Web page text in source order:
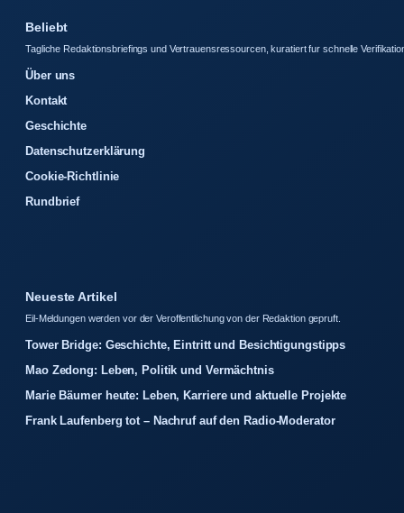
Beliebt
Tagliche Redaktionsbriefings und Vertrauensressourcen, kuratiert fur schnelle
Über uns
Kontakt
Geschichte
Datenschutzerklärung
Cookie-Richtlinie
Rundbrief
Neueste Artikel
Eil-Meldungen werden vor der Veroffentlichung von der Redaktion gepruft.
Tower Bridge: Geschichte, Eintritt und Besichtigungstipps
Mao Zedong: Leben, Politik und Vermächtnis
Marie Bäumer heute: Leben, Karriere und aktuelle Projekte
Frank Laufenberg tot – Nachruf auf den Radio-Moderator